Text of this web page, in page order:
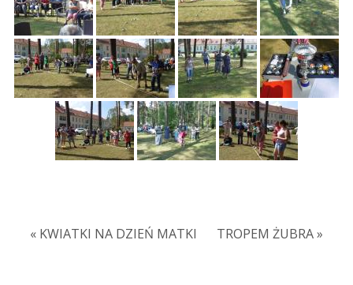
« KWIATKI NA DZIEŃ MATKI TROPEM ŻUBRA »